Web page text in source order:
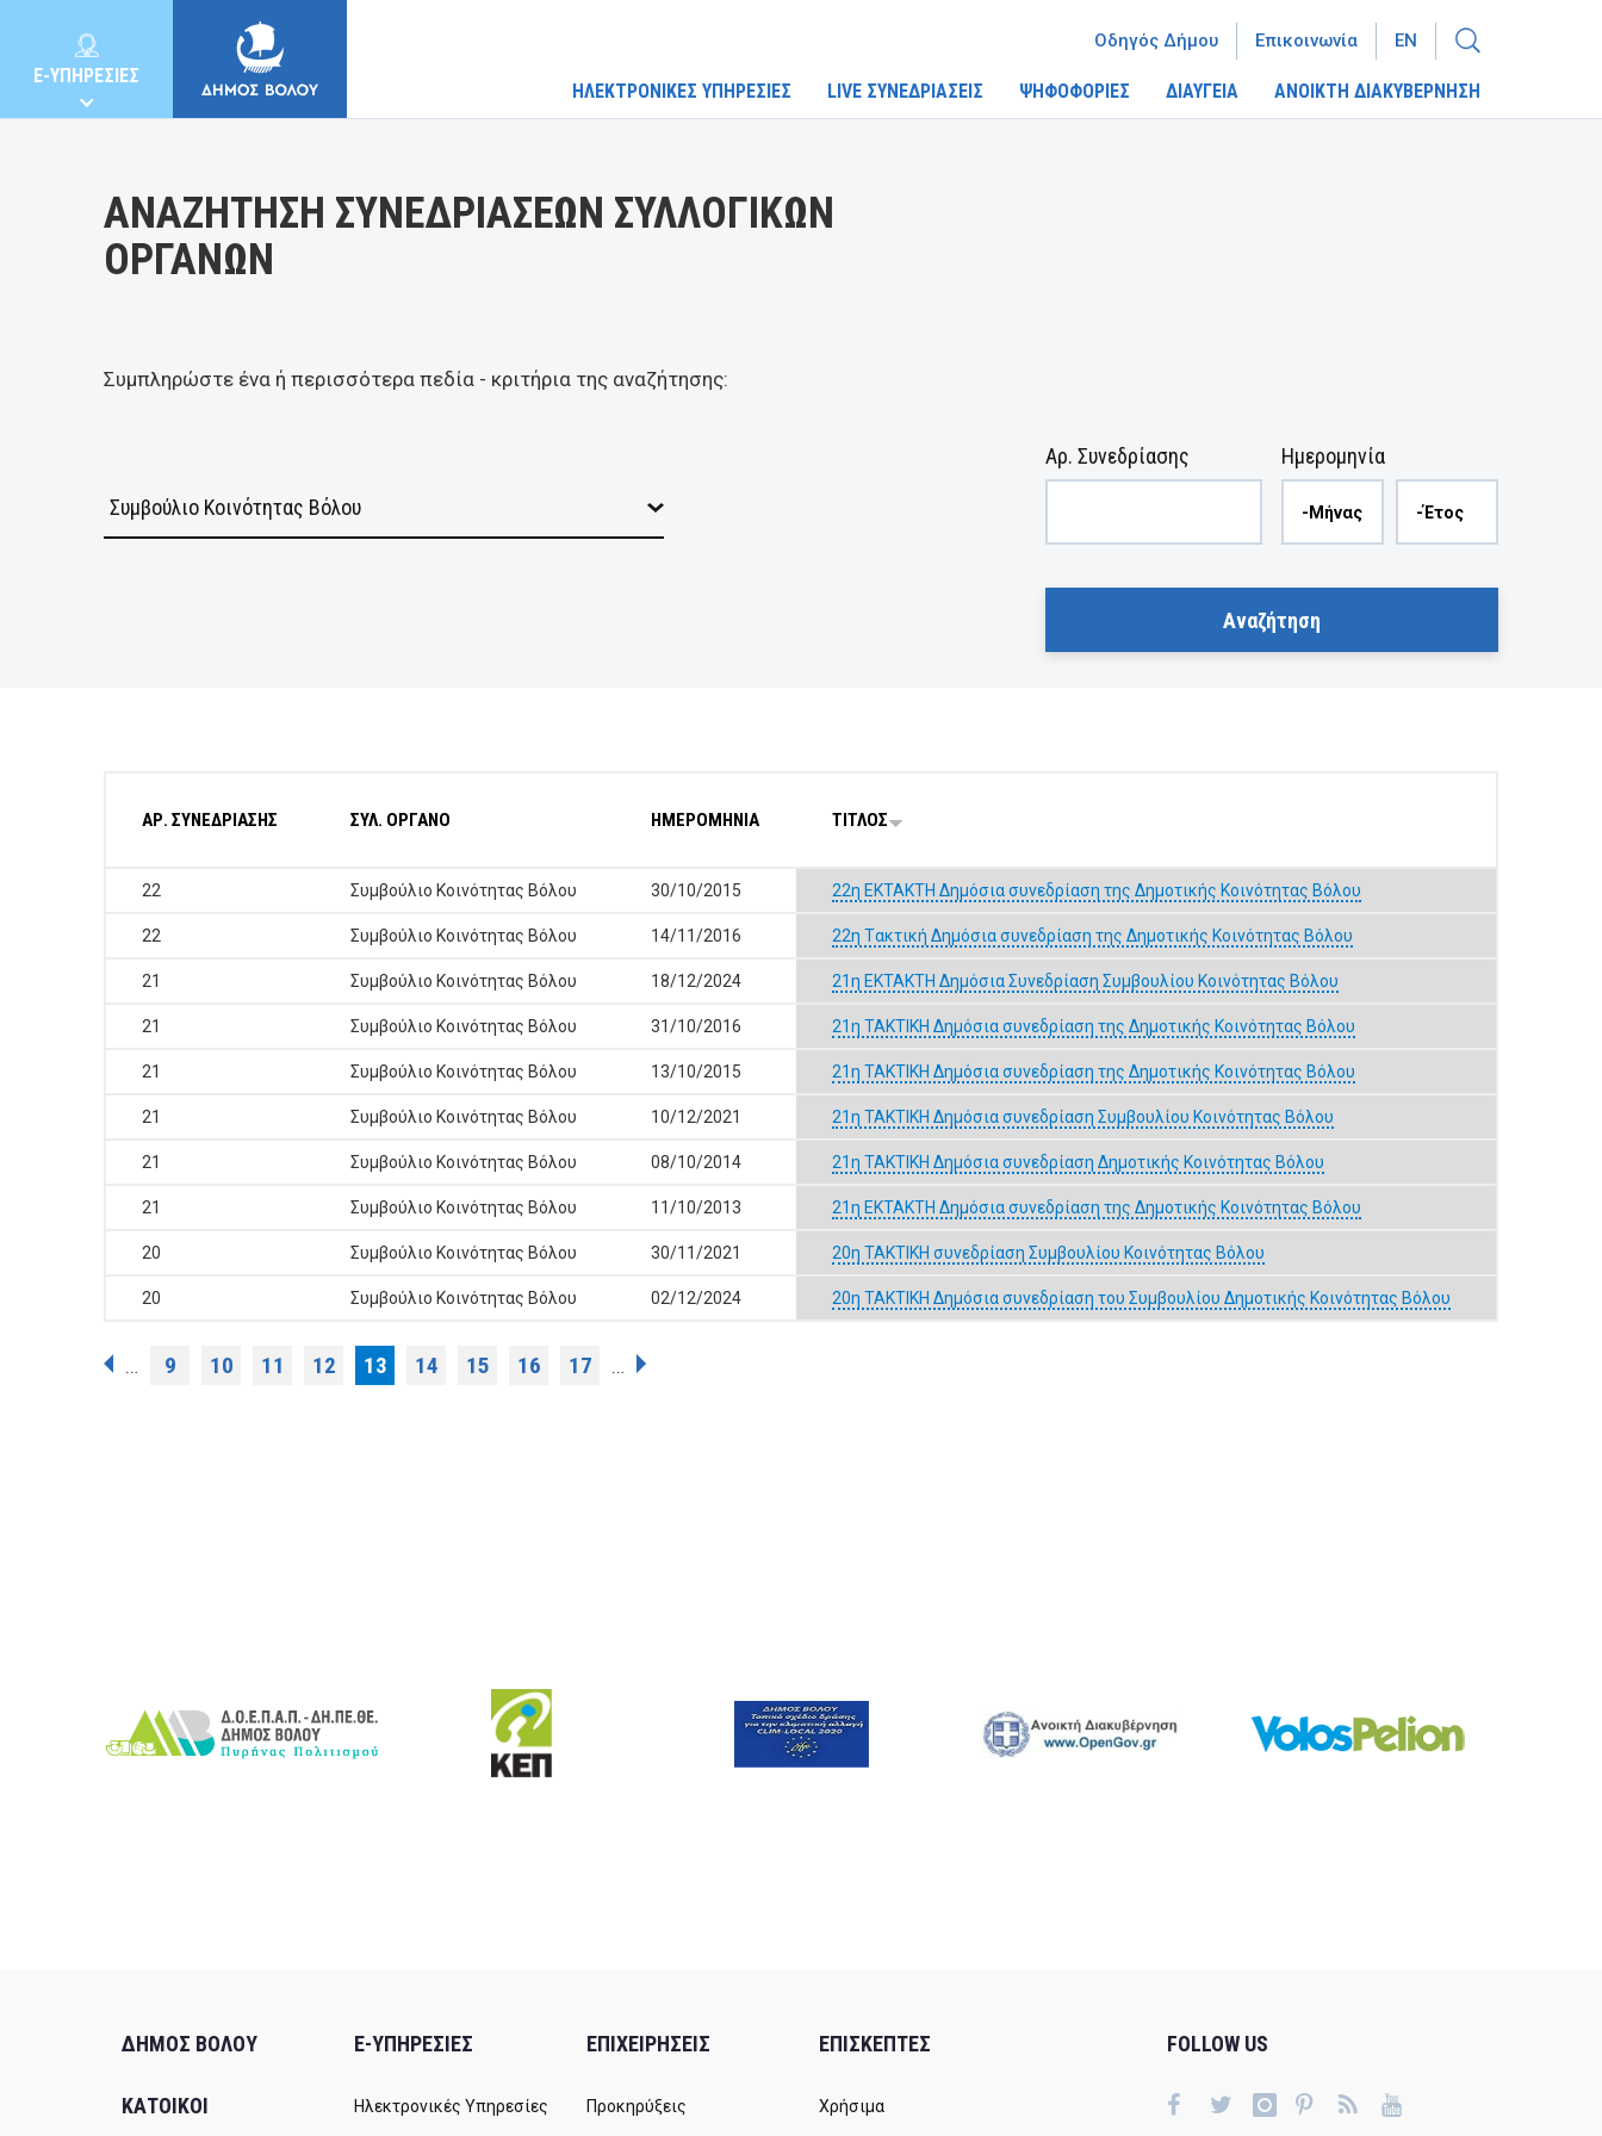
E-ΥΠΗΡΕΣΙΕΣ
ΕΠΙΧΕΙΡΗΣΕΙΣ
ΗΛΕΚΤΡΟΝΙΚΕΣ ΥΠΗΡΕΣΙΕΣ LIVE ΣΥΝΕΔΡΙΑΣΕΙΣ ΨΗΦΟΦΟΡΙΕΣ ΔΙΑΥΓΕΙΑ ΑΝΟΙΚΤΗ ΔΙΑΚΥΒΕΡΝΗΣΗ
Οδηγός Δήμου Επικοινωνία EN
ΑΝΑΖΗΤΗΣΗ ΣΥΝΕΔΡΙΑΣΕΩΝ ΣΥΛΛΟΓΙΚΩΝ
ΟΡΓΑΝΩΝ
Συμπληρώστε ένα ή περισσότερα πεδία - κριτήρια της αναζήτησης:
Ημερομηνία
Αρ. Συνεδρίασης
ΑΡ. ΣΥΝΕΔΡΙΑΣΗΣ ΣΥΛ. ΟΡΓΑΝΟ ΗΜΕΡΟΜΗΝΙΑ ΤΙΤΛΟΣ
22 Συμβούλιο Κοινότητας Βόλου 30/10/2015 22η ΕΚΤΑΚΤΗ Δημόσια συνεδρίαση της Δημοτικής Κοινότητας Βόλου
22 Συμβούλιο Κοινότητας Βόλου 14/11/2016 22η Tακτική Δημόσια συνεδρίαση της Δημοτικής Κοινότητας Βόλου
21 Συμβούλιο Κοινότητας Βόλου 18/12/2024 21η ΕΚΤΑΚΤΗ Δημόσια Συνεδρίαση Συμβουλίου Κοινότητας Βόλου
21 Συμβούλιο Κοινότητας Βόλου 31/10/2016 21η ΤΑΚΤΙΚΗ Δημόσια συνεδρίαση της Δημοτικής Κοινότητας Βόλου
21 Συμβούλιο Κοινότητας Βόλου 13/10/2015 21η ΤΑΚΤΙΚΗ Δημόσια συνεδρίαση της Δημοτικής Κοινότητας Βόλου
21 Συμβούλιο Κοινότητας Βόλου 10/12/2021 21η ΤΑΚΤΙΚΗ Δημόσια συνεδρίαση Συμβουλίου Κοινότητας Βόλου
21 Συμβούλιο Κοινότητας Βόλου 08/10/2014 21η ΤΑΚΤΙΚΗ Δημόσια συνεδρίαση Δημοτικής Κοινότητας Βόλου
21 Συμβούλιο Κοινότητας Βόλου 11/10/2013 21η ΕΚΤΑΚΤΗ Δημόσια συνεδρίαση της Δημοτικής Κοινότητας Βόλου
20 Συμβούλιο Κοινότητας Βόλου 30/11/2021 20η ΤΑΚΤΙΚΗ συνεδρίαση Συμβουλίου Κοινότητας Βόλου
20 Συμβούλιο Κοινότητας Βόλου 02/12/2024 20η ΤΑΚΤΙΚΗ Δημόσια συνεδρίαση του Συμβουλίου Δημοτικής Κοινότητας Βόλου
Σελίδες
… 9 10 11 12 13 14 15 16 17 …
ΔΗΜΟΣ ΒΟΛΟΥ
ΚΑΤΟΙΚΟΙ
E-ΥΠΗΡΕΣΙΕΣ
Ηλεκτρονικές Υπηρεσίες
ΕΠΙΧΕΙΡΗΣΕΙΣ
Προκηρύξεις
ΕΠΙΣΚΕΠΤΕΣ
Χρήσιμα
FOLLOW US